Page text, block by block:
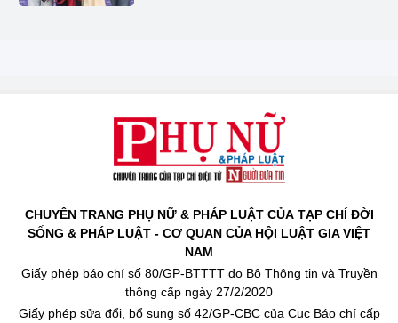
CHUYÊN TRANG PHỤ NỮ & PHÁP LUẬT CỦA TẠP CHÍ ĐỜI
SỐNG & PHÁP LUẬT - CƠ QUAN CỦA HỘI LUẬT GIA VIỆT
NAM
Giấy phép báo chí số 80/GP-BTTTT do Bộ Thông tin và Truyền
thông cấp ngày 27/2/2020
Giấy phép sửa đổi, bổ sung số 42/GP-CBC của Cục Báo chí cấp